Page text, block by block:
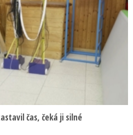
čas, čeká ji silné